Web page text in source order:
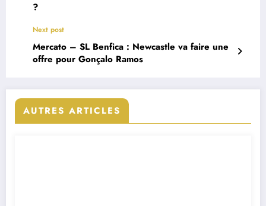
?
Next post
Mercato – SL Benfica : Newcastle va faire une
offre pour Gonçalo Ramos
AUTRES ARTICLES